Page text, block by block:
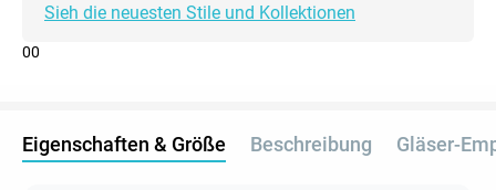
Sieh die neuesten Stile und Kollektionen
00
Eigenschaften & Größe Beschreibung Gläser-